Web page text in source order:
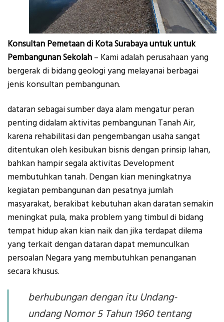
Konsultan Pemetaan di Kota Surabaya untuk untuk
Pembangunan Sekolah – Kami adalah perusahaan yang
bergerak di bidang geologi yang melayanai berbagai
jenis konsultan pembangunan.
dataran sebagai sumber daya alam mengatur peran
penting didalam aktivitas pembangunan Tanah Air,
karena rehabilitasi dan pengembangan usaha sangat
ditentukan oleh kesibukan bisnis dengan prinsip lahan,
bahkan hampir segala aktivitas Development
membutuhkan tanah. Dengan kian meningkatnya
kegiatan pembangunan dan pesatnya jumlah
masyarakat, berakibat kebutuhan akan daratan semakin
meningkat pula, maka problem yang timbul di bidang
tempat hidup akan kian naik dan jika terdapat dilema
yang terkait dengan dataran dapat memunculkan
persoalan Negara yang membutuhkan penanganan
secara khusus.
berhubungan dengan itu Undang-
undang Nomor 5 Tahun 1960 tentang